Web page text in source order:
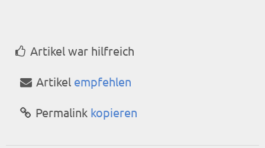
Artikel war hilfreich
Artikel empfehlen
Permalink kopieren